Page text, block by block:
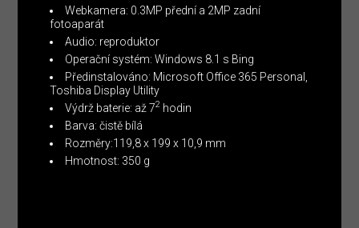
Webkamera: 0.3MP přední a 2MP zadní
fotoaparát
Audio: reproduktor
Operační systém: Windows 8.1 s Bing
Předinstalováno: Microsoft Office 365 Personal,
Toshiba Display Utility
Výdrž baterie: až 72 hodin
Barva: čistě bílá
Rozměry:119,8 x 199 x 10,9 mm
Hmotnost: 350 g